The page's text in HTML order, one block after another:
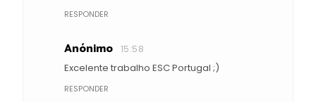
RESPONDER
Anónimo 15:58
Excelente trabalho ESC Portugal ;)
RESPONDER